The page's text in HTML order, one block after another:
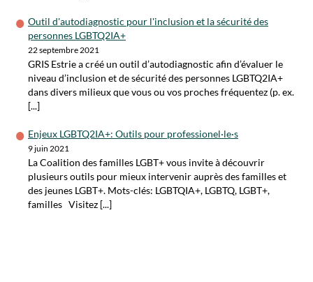
Outil d'autodiagnostic pour l'inclusion et la sécurité des
personnes LGBTQ2IA+
22 septembre 2021
GRIS Estrie a créé un outil d’autodiagnostic afin d’évaluer le
niveau d’inclusion et de sécurité des personnes LGBTQ2IA+
dans divers milieux que vous ou vos proches fréquentez (p. ex.
[...]
Enjeux LGBTQ2IA+: Outils pour professionel·le·s
9 juin 2021
La Coalition des familles LGBT+ vous invite à découvrir
plusieurs outils pour mieux intervenir auprès des familles et
des jeunes LGBT+. Mots-clés: LGBTQIA+, LGBTQ, LGBT+,
familles Visitez [...]